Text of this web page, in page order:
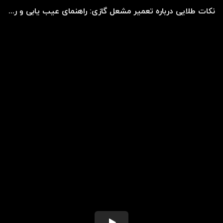
نکات طلایی درباره تعمیر مشعل گازی: راهنمای عیب یابی و رفع خرابی مشعل